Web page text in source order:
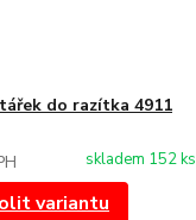
do razítka 4911
skladem 152 ks
variantu